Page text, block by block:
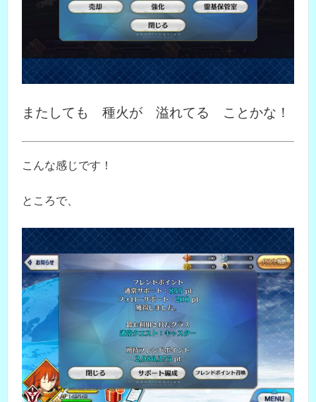
またしても 種火が 溢れてる ことかな！
こんな感じです！
ところで、